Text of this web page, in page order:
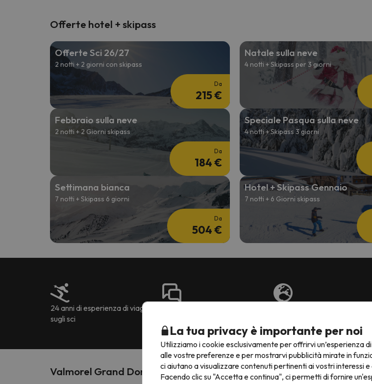
Offerte hotel + skipass
Offerte Sci 26/27
2 notti + 2 giorni con skipass
Da
215 €
Natale sulla neve
4 notti + Skipass per 3 giorni
Febbraio sulla neve
2 notti + 2 Giorni skipass
Da
184 €
Speciale Pasqua sulla neve
4 notti + Skipass 3 giorni
Settimana bianca
7 notti + Skipass 6 giorni
Da
504 €
Hotel + Skipass Gennaio
7 notti + 6 Giorni skipass
24 anni di esperienza di viaggio
sugli sci
Valmorel Grand Domaine
La tua privacy è importante per noi
Utilizziamo i cookie esclusivamente per offrirvi un’esperienza
alle vostre preferenze e per mostrarvi pubblicità mirate in
ci aiutano a visualizzare contenuti pertinenti ai vostri interessi
Facendo clic su "Accetta e continua", ci permetti di fornire